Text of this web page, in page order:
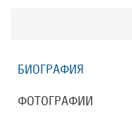
БИОГРАФИЯ
ФОТОГРАФИИ